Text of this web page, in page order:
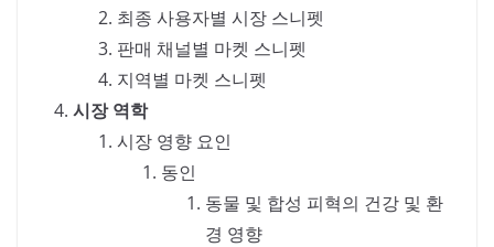
최종 사용자별 시장 스니펫
판매 채널별 마켓 스니펫
지역별 마켓 스니펫
시장 역학
시장 영향 요인
동인
동물 및 합성 피혁의 건강 및 환
경 영향